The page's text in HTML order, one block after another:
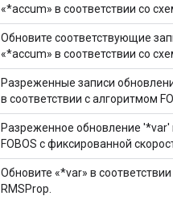
«*accum» в соответствии со
Обновите соответствующие
«*accum» в соответствии со
Разреженные записи
в соответствии с алгоритмом
Разреженное обновление '*var'
FOBOS с фиксированной
Обновите «*var» в
RMSProp.